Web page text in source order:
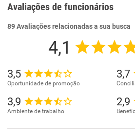
Avaliações de funcionários
89 Avaliações relacionadas a sua busca
4,1
3,5
Oportunidade de promoção
3,7
3,9
Ambiente de trabalho
2,9